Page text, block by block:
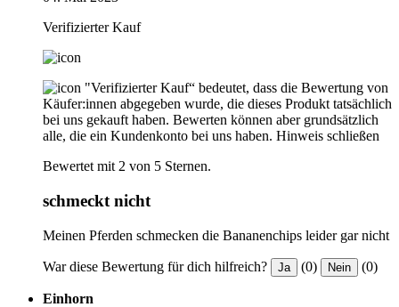
Verifizierter Kauf
"Verifizierter Kauf“ bedeutet, dass die Bewertung von
Käufer:innen abgegeben wurde, die dieses Produkt tatsächlich
bei uns gekauft haben. Bewerten können aber grundsätzlich
alle, die ein Kundenkonto bei uns haben. Hinweis schließen
Bewertet mit 2 von 5 Sternen.
schmeckt nicht
Meinen Pferden schmecken die Bananenchips leider gar nicht
War diese Bewertung für dich hilfreich? Ja (0) Nein (0)
Einhorn